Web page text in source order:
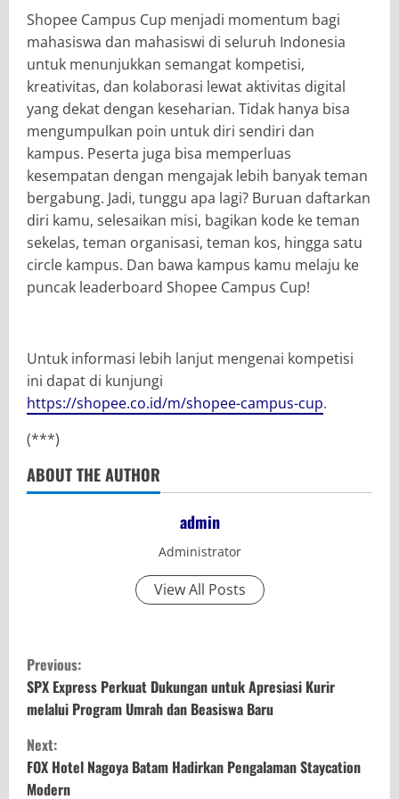
Shopee Campus Cup menjadi momentum bagi
mahasiswa dan mahasiswi di seluruh Indonesia
untuk menunjukkan semangat kompetisi,
kreativitas, dan kolaborasi lewat aktivitas digital
yang dekat dengan keseharian. Tidak hanya bisa
mengumpulkan poin untuk diri sendiri dan
kampus. Peserta juga bisa memperluas
kesempatan dengan mengajak lebih banyak teman
bergabung. Jadi, tunggu apa lagi? Buruan daftarkan
diri kamu, selesaikan misi, bagikan kode ke teman
sekelas, teman organisasi, teman kos, hingga satu
circle kampus. Dan bawa kampus kamu melaju ke
puncak leaderboard Shopee Campus Cup!
Untuk informasi lebih lanjut mengenai kompetisi
ini dapat di kunjungi
https://shopee.co.id/m/shopee-campus-cup.
(***)
ABOUT THE AUTHOR
admin
Administrator
View All Posts
C
o
n
t
Previous:
SPX Express Perkuat Dukungan untuk Apresiasi Kurir
melalui Program Umrah dan Beasiswa Baru
Next:
FOX Hotel Nagoya Batam Hadirkan Pengalaman Staycation
Modern